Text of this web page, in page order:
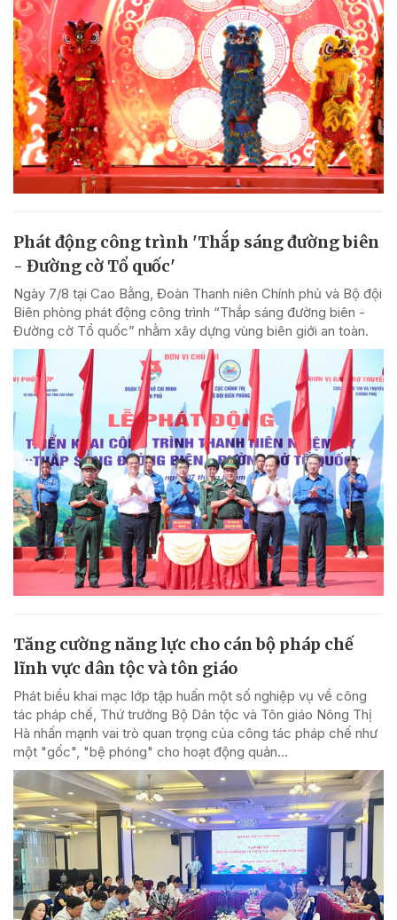
Phát động công trình 'Thắp sáng đường biên
- Đường cờ Tổ quốc'
Ngày 7/8 tại Cao Bằng, Đoàn Thanh niên Chính phủ và Bộ đội
Biên phòng phát động công trình “Thắp sáng đường biên -
Đường cờ Tổ quốc” nhằm xây dựng vùng biên giới an toàn.
Tăng cường năng lực cho cán bộ pháp chế
lĩnh vực dân tộc và tôn giáo
Phát biểu khai mạc lớp tập huấn một số nghiệp vụ về công
tác pháp chế, Thứ trưởng Bộ Dân tộc và Tôn giáo Nông Thị
Hà nhấn mạnh vai trò quan trọng của công tác pháp chế như
một "gốc", "bệ phóng" cho hoạt động quản...